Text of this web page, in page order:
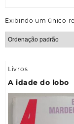
Exibindo um único
Livros
A idade do lobo